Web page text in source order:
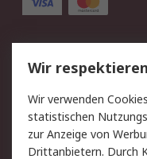
Service
Value Added
Rücksendung/
Hilfe
Wir
Wir verwenden
statistischen
zur Anzeige von
Drittanbietern. Durch